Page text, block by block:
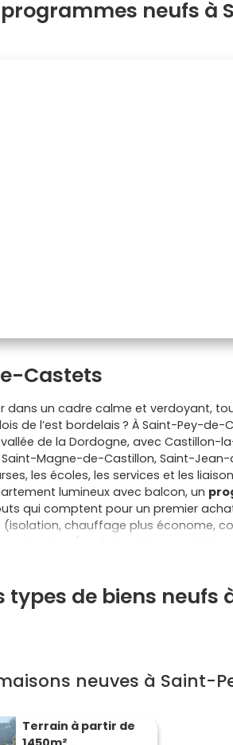
programmes neufs
Castets
dans un cadre calme et verdoyant,
de l’est bordelais ? À Saint-Pey-
de la Dordogne, avec Castillon-
Saint-Magne-de-Castillon, Saint-
les écoles, les services et les
lumineux avec balcon, un
qui comptent pour un premier
(isolation, chauffage plus économe,
(parfait achèvement,
dans des espaces pensés pour
limitent les charges. Si tu t’installes en
grâce à des mensualités mieux
à certains dispositifs
les communes voisines. Côté
récentes et à l’absence de gros
tu choisis les finitions, tu prépares
types de biens
neuves à Saint-
Terrain à partir de